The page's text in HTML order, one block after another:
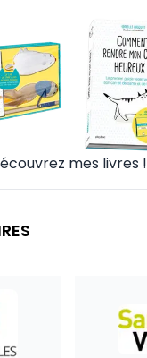
mes livres !